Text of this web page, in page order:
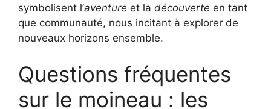
symbolisent l’aventure et la découverte en tant
que communauté, nous incitant à explorer de
nouveaux horizons ensemble.
Questions fréquentes
sur le moineau : les